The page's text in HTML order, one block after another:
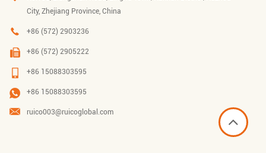
City, Zhejiang Province, China
+86 (572) 2903236
+86 (572) 2905222
+86 15088303595
+86 15088303595
ruico003@ruicoglobal.com